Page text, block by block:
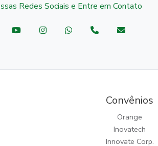
Redes Sociais e Entre em Contato
Convênios
Orange
Inovatech
Innovate Corp.